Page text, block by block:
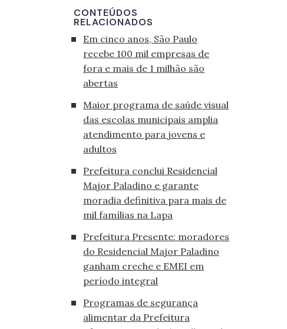
CONTEÚDOS
RELACIONADOS
Em cinco anos, São Paulo
recebe 100 mil empresas de
fora e mais de 1 milhão são
abertas
Maior programa de saúde visual
das escolas municipais amplia
atendimento para jovens e
adultos
Prefeitura conclui Residencial
Major Paladino e garante
moradia definitiva para mais de
mil famílias na Lapa
Prefeitura Presente: moradores
do Residencial Major Paladino
ganham creche e EMEI em
período integral
Programas de segurança
alimentar da Prefeitura